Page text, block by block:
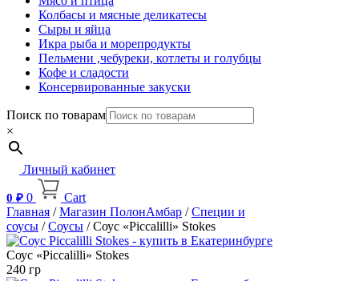
Колбасы и мясные деликатесы
Сыры и яйца
Икра рыба и морепродукты
Пельмени ,чебуреки, котлеты и голубцы
Кофе и сладости
Консервированные закуски
Поиск по товарам
×
Личный кабинет
0 ₽ 0
Cart
Главная /Магазин ПолонАмбар /Специи и
соусы /Соусы / Соус «Piccalilli» Stokes
Соус «Piccalilli» Stokes
240 гр